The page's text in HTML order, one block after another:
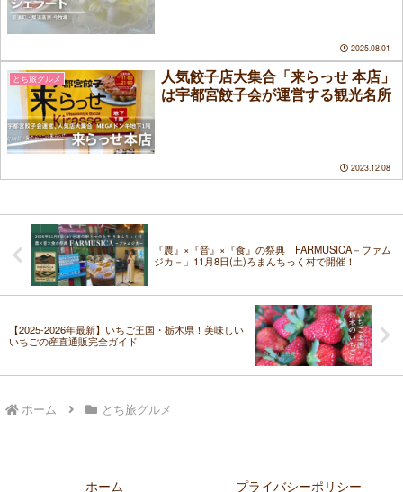
2025.08.01
とち旅グルメ
人気餃子店大集合「来らっせ 本店」
は宇都宮餃子会が運営する観光名所
2023.12.08
『農』×『音』×『食』の祭典「FARMUSICA－ファム
ジカ－」11月8日(土)ろまんちっく村で開催！
【2025-2026年最新】いちご王国・栃木県！美味しい
いちごの産直通販完全ガイド
ホーム とち旅グルメ
ホーム プライバシーポリシー